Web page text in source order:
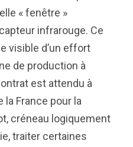
« fenêtre »
infrarouge. Ce
visible d’un effort
de production à
est attendu à
la France pour la
créneau logiquement
traiter certaines